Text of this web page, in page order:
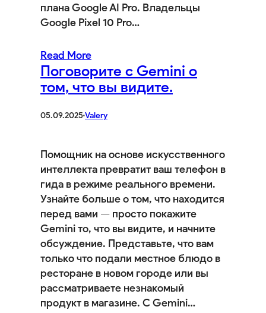
плана Google AI Pro. Владельцы
Google Pixel 10 Pro…
Read More
Поговорите с Gemini о
том, что вы видите.
05.09.2025·Valery
Помощник на основе искусственного
интеллекта превратит ваш телефон в
гида в режиме реального времени.
Узнайте больше о том, что находится
перед вами — просто покажите
Gemini то, что вы видите, и начните
обсуждение. Представьте, что вам
только что подали местное блюдо в
ресторане в новом городе или вы
рассматриваете незнакомый
продукт в магазине. С Gemini…